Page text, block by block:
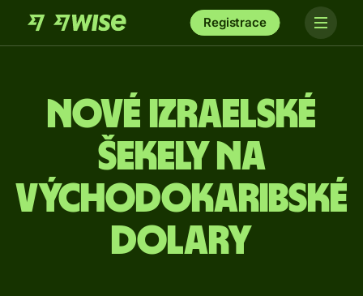
Registrace
Nové izraelské
šekely na
východokaribské
dolary